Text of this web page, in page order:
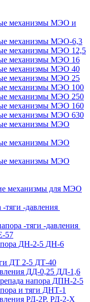
механизмы МЭО и
механизмы МЭО-6,3
механизмы МЭО 12,5
механизмы МЭО 16
механизмы МЭО 40
механизмы МЭО 25
механизмы МЭО 100
механизмы МЭО 250
механизмы МЭО 160
механизмы МЭО 630
механизмы МЭО
механизмы МЭО
механизмы МЭО
механизмы для МЭО
тяги -давления
-тяги -давления
57
ДН-2-5 ДН-6
ДТ 2-5 ДТ-40
ДД-0,25 ДД-1,6
напора ДПН-2-5
и тяги ДНТ-1
РД-2Р, РД-2-Х